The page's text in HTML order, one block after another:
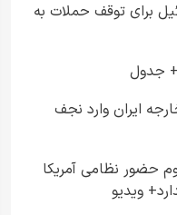
برای توقف حملات به
ایران وارد نجف
حضور نظامی آمریکا
ویدیو